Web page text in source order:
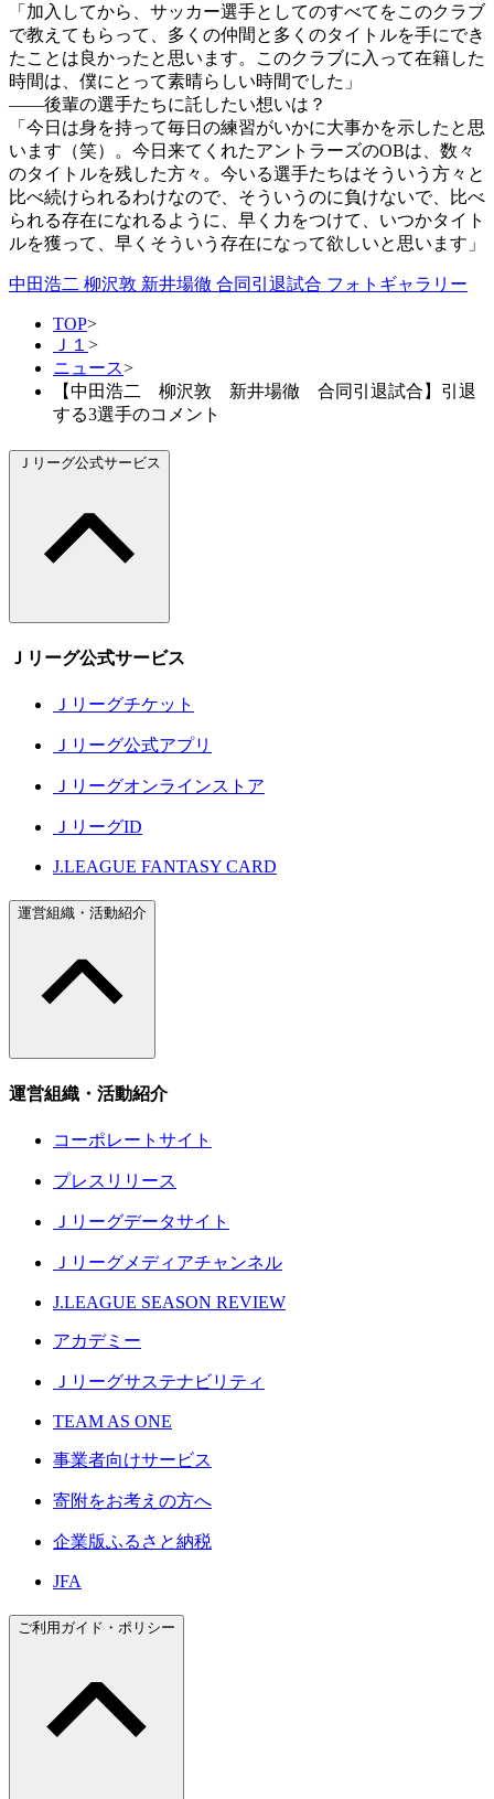
「加入してから、サッカー選手としてのすべてをこのクラブ
で教えてもらって、多くの仲間と多くのタイトルを手にでき
たことは良かったと思います。このクラブに入って在籍した
時間は、僕にとって素晴らしい時間でした」
――後輩の選手たちに託したい想いは？
「今日は身を持って毎日の練習がいかに大事かを示したと思
います（笑）。今日来てくれたアントラーズのOBは、数々
のタイトルを残した方々。今いる選手たちはそういう方々と
比べ続けられるわけなので、そういうのに負けないで、比べ
られる存在になれるように、早く力をつけて、いつかタイト
ルを獲って、早くそういう存在になって欲しいと思います」
中田浩二 柳沢敦 新井場徹 合同引退試合 フォトギャラリー
TOP>
Ｊ１ >
ニュース>
【中田浩二 柳沢敦 新井場徹 合同引退試合】引退
する3選手のコメント
Ｊリーグ公式サービス
Ｊリーグ公式サービス
Ｊリーグチケット
Ｊリーグ公式アプリ
Ｊリーグオンラインストア
ＪリーグID
J.LEAGUE FANTASY CARD
運営組織・活動紹介
運営組織・活動紹介
コーポレートサイト
プレスリリース
Ｊリーグデータサイト
Ｊリーグメディアチャンネル
J.LEAGUE SEASON REVIEW
アカデミー
Ｊリーグサステナビリティ
TEAM AS ONE
事業者向けサービス
寄附をお考えの方へ
企業版ふるさと納税
JFA
ご利用ガイド・ポリシー